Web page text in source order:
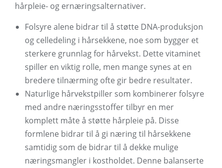
hårpleie- og ernæringsalternativer.
Folsyre alene bidrar til å støtte DNA-produksjon
og celledeling i hårsekkene, noe som bygger et
sterkere grunnlag for hårvekst. Dette vitaminet
spiller en viktig rolle, men mange synes at en
bredere tilnærming ofte gir bedre resultater.
Naturlige hårvekstpiller som kombinerer folsyre
med andre næringsstoffer tilbyr en mer
komplett måte å støtte hårpleie på. Disse
formlene bidrar til å gi næring til hårsekkene
samtidig som de bidrar til å dekke mulige
næringsmangler i kostholdet. Denne balanserte